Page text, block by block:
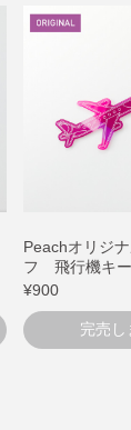
Peachオリジ
フ 飛行機キ
¥900
完売し